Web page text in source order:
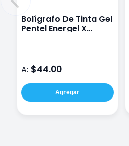
Bolígrafo De Tinta Gel
Pentel Energel X
A: $44.00
Agregar